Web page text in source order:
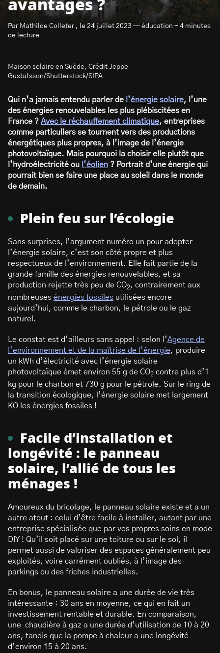
avantages ?
Par Mathilde Colleter , le 24 juillet 2023 — éducation - 4 minutes
de lecture
Maison solaire en Suède, Crédit Jeppe
Gustafsson/Shutterstock/SIPA
Qui n’a jamais entendu parler de l’énergie solaire, l’une
des énergies renouvelables les plus plébiscitées en
France ? Avec le réchauffement climatique, entreprises
comme particuliers se tournent vers des productions
énergétiques plus propres, à l’image de l’énergie
photovoltaïque. Mais pourquoi la choisir elle plutôt que
l’hydroélectricité ou l’éolien ? Portrait d’une énergie qui
pourrait bien se faire une place au soleil dans le monde
de demain.
Plein feu sur l’écologie
Sans surprises, l’argument numéro un pour adopter
l’énergie solaire, c’est son côté propre et plus
respectueux de l’environnement. Elle fait partie de la
grande famille des énergies renouvelables, et sa
production rejette très peu de CO2, contrairement aux
nombreuses énergies fossiles utilisées encore
aujourd’hui, comme le charbon, le pétrole ou le gaz
naturel.
Le constat est d’ailleurs sans appel : selon l’Agence de
l’environnement et de la maîtrise de l’énergie, produire
un kWh d’électricité avec l’énergie solaire
photovoltaïque émet environ 55 g de CO2 contre plus d’1
kg pour le charbon et 730 g pour le pétrole. Sur le ring de
la transition écologique, l’énergie solaire met largement
KO les énergies fossiles !
Facile d’installation et
longévité : le panneau
solaire, l’allié de tous les
ménages !
Amoureux du bricolage, le panneau solaire existe et a un
autre atout : celui d’être facile à installer, autant par une
entreprise spécialisée que par vos propres soins en mode
DIY ! Qu’il soit placé sur une toiture ou sur le sol, il
permet aussi de valoriser des espaces généralement peu
exploités, voire carrément oubliés, à l’image des
parkings ou des friches industrielles.
En bonus, le panneau solaire a une durée de vie très
intéressante : 30 ans en moyenne, ce qui en fait un
investissement rentable et durable. En comparaison,
une chaudière à gaz a une durée d’utilisation de 10 à 20
ans, tandis que la pompe à chaleur a une longévité
d’environ 15 à 20 ans.
S’abonner à la newsletter